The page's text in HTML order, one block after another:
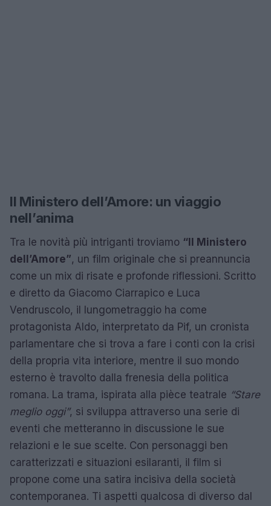
Il Ministero dell’Amore: un viaggio
nell’anima
Tra le novità più intriganti troviamo “Il Ministero
dell’Amore”, un film originale che si preannuncia
come un mix di risate e profonde riflessioni. Scritto
e diretto da Giacomo Ciarrapico e Luca
Vendruscolo, il lungometraggio ha come
protagonista Aldo, interpretato da Pif, un cronista
parlamentare che si trova a fare i conti con la crisi
della propria vita interiore, mentre il suo mondo
esterno è travolto dalla frenesia della politica
romana. La trama, ispirata alla pièce teatrale “Stare
meglio oggi”, si sviluppa attraverso una serie di
eventi che metteranno in discussione le sue
relazioni e le sue scelte. Con personaggi ben
caratterizzati e situazioni esilaranti, il film si
propone come una satira incisiva della società
contemporanea. Ti aspetti qualcosa di diverso dal